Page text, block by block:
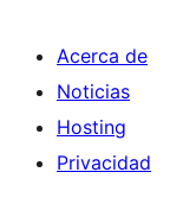
Acerca de
Noticias
Hosting
Privacidad